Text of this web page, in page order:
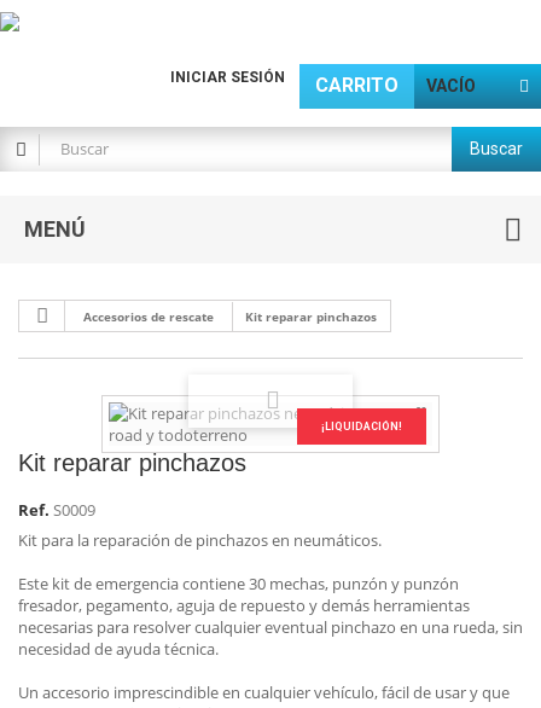
CARRITO VACÍO
INICIAR SESIÓN
Buscar
MENÚ
Accesorios de rescate Kit reparar pinchazos
¡LIQUIDACIÓN!
Kit reparar pinchazos
Ref. S0009
Kit para la reparación de pinchazos en neumáticos.
Este kit de emergencia contiene 30 mechas, punzón y punzón
fresador, pegamento, aguja de repuesto y demás herramientas
necesarias para resolver cualquier eventual pinchazo en una rueda, sin
necesidad de ayuda técnica.
Un accesorio imprescindible en cualquier vehículo, fácil de usar y que